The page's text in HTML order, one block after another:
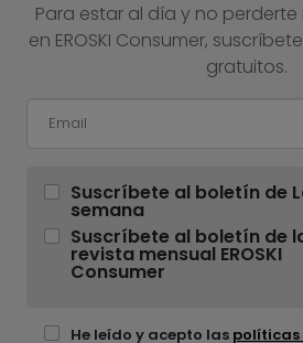
Para estar al día y no
en EROSKI Consumer,
gratuitos.
Suscríbete al boletín de
semana
Suscríbete al boletín de
revista mensual EROSKI
Consumer
He leído y acepto las